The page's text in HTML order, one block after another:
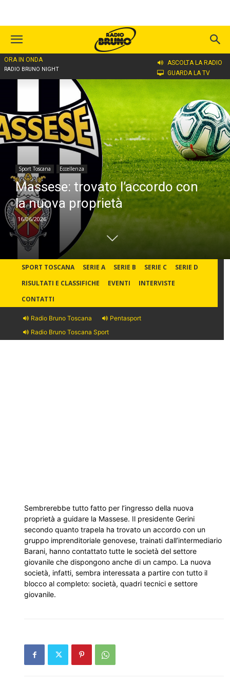
ORA IN ONDA
RADIO BRUNO NIGHT
ASCOLTA LA RADIO
GUARDA LA TV
Home
Sport Toscana Eccellenza
Massese: trovato l’accordo con
la nuova proprietà
16/06/2026
SPORT TOSCANA SERIE A SERIE B SERIE C
SERIE D
RISULTATI E CLASSIFICHE
EVENTI
INTERVISTE
CONTATTI
Radio Bruno Toscana
Pentasport
Radio Bruno Toscana Sport
Sembrerebbe tutto fatto per l’ingresso della nuova
proprietà a guidare la Massese. Il presidente Gerini
secondo quanto trapela ha trovato un accordo con un
gruppo imprenditoriale genovese, trainati dall’intermediario
Barani, hanno contattato tutte le società del settore
giovanile che dispongono anche di un campo. La nuova
società, infatti, sembra interessata a partire con tutto il
blocco al completo: società, quadri tecnici e settore
giovanile.